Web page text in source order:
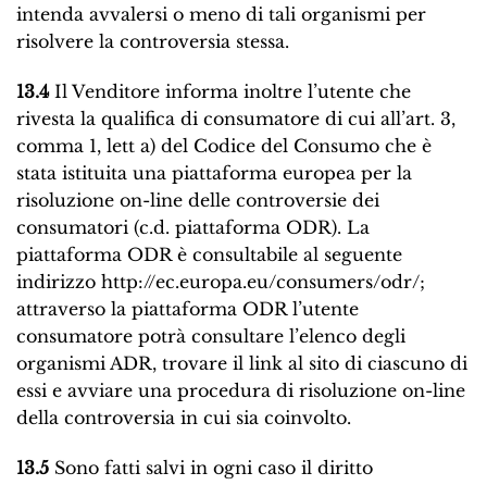
intenda avvalersi o meno di tali organismi per
risolvere la controversia stessa.
13.4 Il Venditore informa inoltre l’utente che
rivesta la qualifica di consumatore di cui all’art. 3,
comma 1, lett a) del Codice del Consumo che è
stata istituita una piattaforma europea per la
risoluzione on-line delle controversie dei
consumatori (c.d. piattaforma ODR). La
piattaforma ODR è consultabile al seguente
indirizzo http://ec.europa.eu/consumers/odr/;
attraverso la piattaforma ODR l’utente
consumatore potrà consultare l’elenco degli
organismi ADR, trovare il link al sito di ciascuno di
essi e avviare una procedura di risoluzione on-line
della controversia in cui sia coinvolto.
13.5 Sono fatti salvi in ogni caso il diritto